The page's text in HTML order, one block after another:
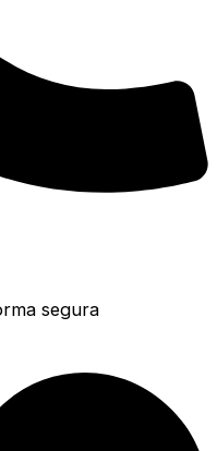
segura